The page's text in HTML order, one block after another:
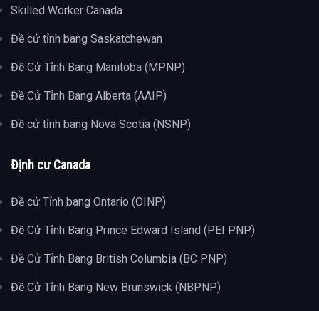
Skilled Worker Canada
Đề cử tỉnh bang Saskatchewan
Đề Cử Tỉnh Bang Manitoba (MPNP)
Đề Cử Tỉnh Bang Alberta (AAIP)
Đề cử tỉnh bang Nova Scotia (NSNP)
Định cư Canada
Đề cử Tỉnh bang Ontario (OINP)
Đề Cử Tỉnh Bang Prince Edward Island (PEI PNP)
Đề Cử Tỉnh Bang British Columbia (BC PNP)
Đề Cử Tỉnh Bang New Brunswick (NBPNP)